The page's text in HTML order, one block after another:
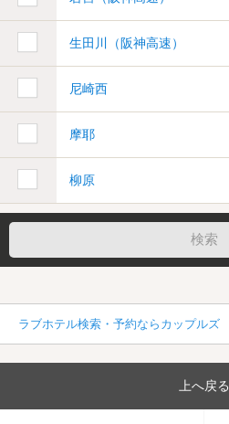
生田川（阪神高速）
尼崎西
摩耶
柳原
ラブホテル検索・予約ならカップルズ
上へ戻る